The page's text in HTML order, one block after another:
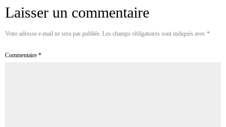
Laisser un commentaire
Votre adresse e-mail ne sera pas publiée. Les champs obligatoires sont indiqués avec *
Commentaire *